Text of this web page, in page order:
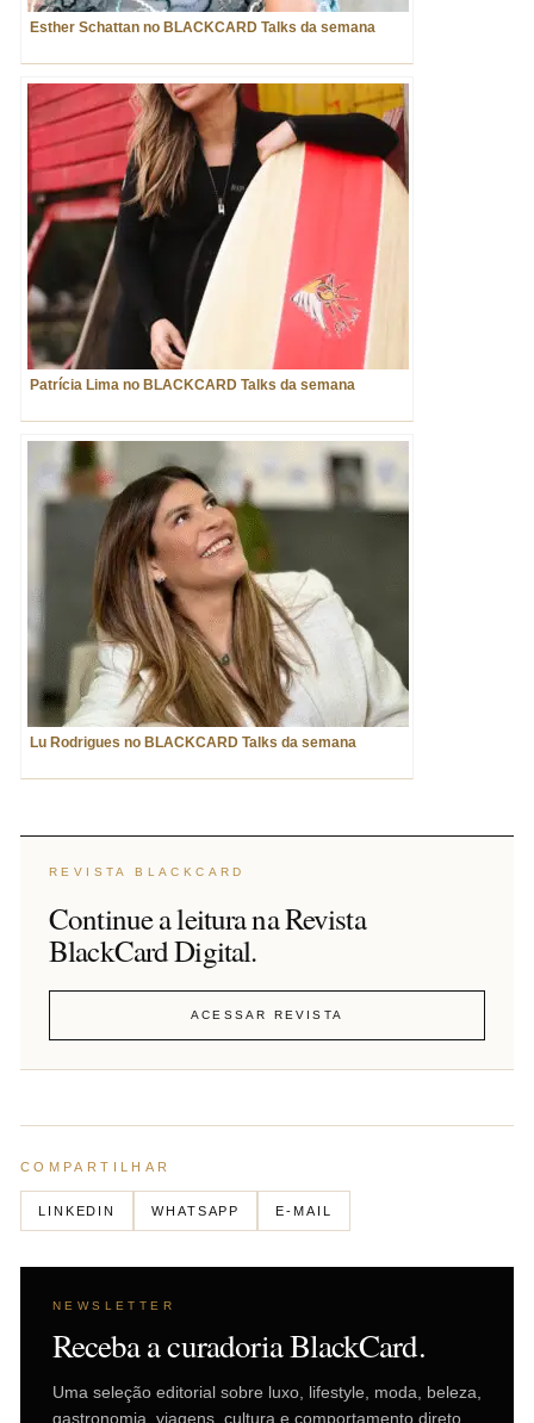
Esther Schattan no BLACKCARD Talks da semana
Patrícia Lima no BLACKCARD Talks da semana
Lu Rodrigues no BLACKCARD Talks da semana
REVISTA BLACKCARD
Continue a leitura na Revista
BlackCard Digital.
ACESSAR REVISTA
COMPARTILHAR
LINKEDIN WHATSAPP E-MAIL
NEWSLETTER
Receba a curadoria BlackCard.
Uma seleção editorial sobre luxo, lifestyle, moda, beleza,
gastronomia, viagens, cultura e comportamento direto